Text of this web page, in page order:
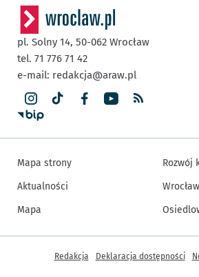
pl. Solny 14, 50-062 Wrocław
tel. 71 776 71 42
e-mail: redakcja@araw.pl
Mapa strony
Aktualności
Mapa
Rozwój
Inne informacje
Redakcja Deklaracja dostępności